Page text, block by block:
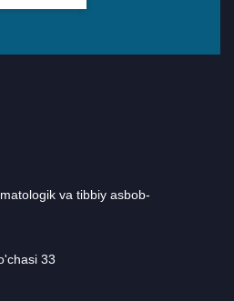
va tibbiy asbob-
33